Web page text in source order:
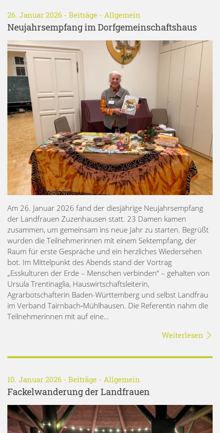
26. Januar 2026 - Beiträge - Allgemein
Neujahrsempfang im Dorfgemeinschaftshaus
Am 26. Januar 2026 fand der diesjährige Neujahrsempfang
der Landfrauen Zuzenhausen statt. 23 Damen kamen
zusammen, um gemeinsam ins neue Jahr zu starten. Begrüßt
wurden die Teilnehmerinnen mit einem Sektempfang, der
Raum für erste Gespräche und ein herzliches Wiedersehen
bot. Im Mittelpunkt des Abends stand der Vortrag
„Esskulturen der Erde – Menschen verbinden“ – gehalten von
Ursula Trentinaglia, Hauswirtschaftsleiterin,
Agrarbotschafterin Baden-Württemberg und selbst Landfrau
im Verband Tairnbach‑Mühlhausen. Die Referentin nahm die
Teilnehmerinnen mit auf eine…
Weiterlesen
10. Januar 2026 - Beiträge - Allgemein
Fackelwanderung der Landfrauen